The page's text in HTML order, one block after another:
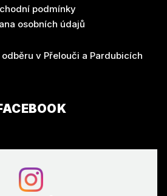
podmínky
osobních údajů
v Přelouči a Pardubicích